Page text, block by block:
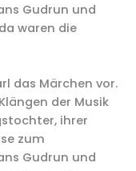
Gudrun und
waren die
das Märchen vor.
der Musik
ihrer
zum
Gudrun und